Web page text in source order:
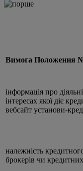
Вимога Положення
інформація про
інтересах якої діє
вебсайт установи-
належність
брокерів чи кредитних